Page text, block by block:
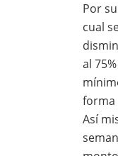
Por
cual
al
forma
Así